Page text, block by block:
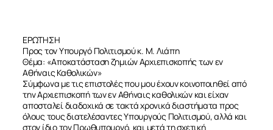
ΕΡΩΤΗΣΗ
Προς τον Υπουργό Πολιτισμού κ. Μ. Λιάπη
Θέμα: «Αποκατάσταση ζημιών Αρχιεπισκοπής των εν
Αθήναις Καθολικών»
Σύμφωνα με τις επιστολές που μου έχουν κοινοποιηθεί από
την Αρχιεπισκοπή των εν Αθήναις καθολικών και είχαν
αποσταλεί διαδοχικά σε τακτά χρονικά διαστήματα προς
όλους τους διατελέσαντες Υπουργούς Πολιτισμού, αλλά και
στον ίδιο τον Πρωθυπουργό, και μετά τη σχετική